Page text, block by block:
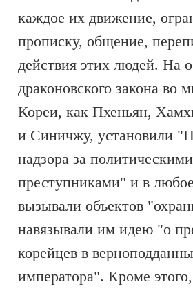
каждое их движение,
прописку, общение,
действия этих людей. На
драконовского закона во
Кореи, как Пхеньян,
и Синичжу, установили
надзора за политическими
преступниками" и в
вызывали объектов
навязывали им идею "о
корейцев в
императора". Кроме